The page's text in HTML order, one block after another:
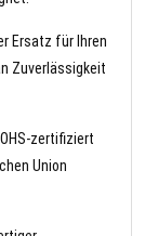
Ersatz für Ihren
Zuverlässigkeit
zertifiziert
Union